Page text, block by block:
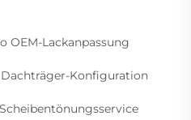
OEM-Lackanpassung
Konfiguration